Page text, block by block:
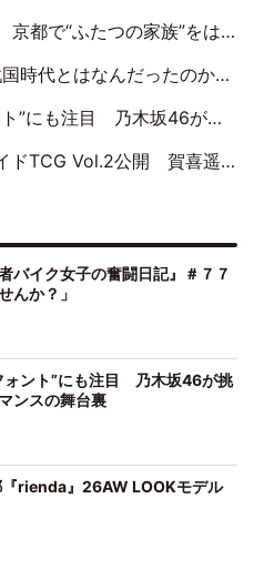
ご！ “母”黒谷友香に見送られ、“父”松岡昌宏とはハシゴ酒
田らうら「正直、中3で辞めるというのを信じてなくて。そう言われてはいたけど、嘘でしょって」
坂46が挑んだ書道パフォーマンスの舞台裏
喜遥香＆田村真佑が『京まふ』ステージに登壇
バイク女子の奮闘日記』＃７７
んか？」
ォント”にも注目 乃木坂46が挑
ンスの舞台裏
rienda』26AW LOOKモデル